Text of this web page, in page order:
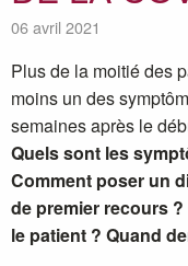
06 avril 2021
Plus de la moitié des
moins un des
semaines après le
Quels sont les
Comment poser un
de premier recours
le patient ? Quand